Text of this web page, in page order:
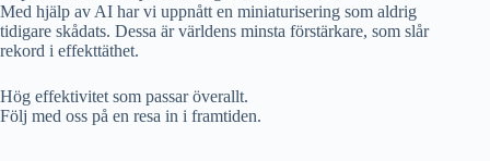
Med hjälp av AI har vi uppnått en miniaturisering som aldrig
tidigare skådats. Dessa är världens minsta förstärkare, som slår
rekord i effekttäthet.
Hög effektivitet som passar överallt.
Följ med oss på en resa in i framtiden.